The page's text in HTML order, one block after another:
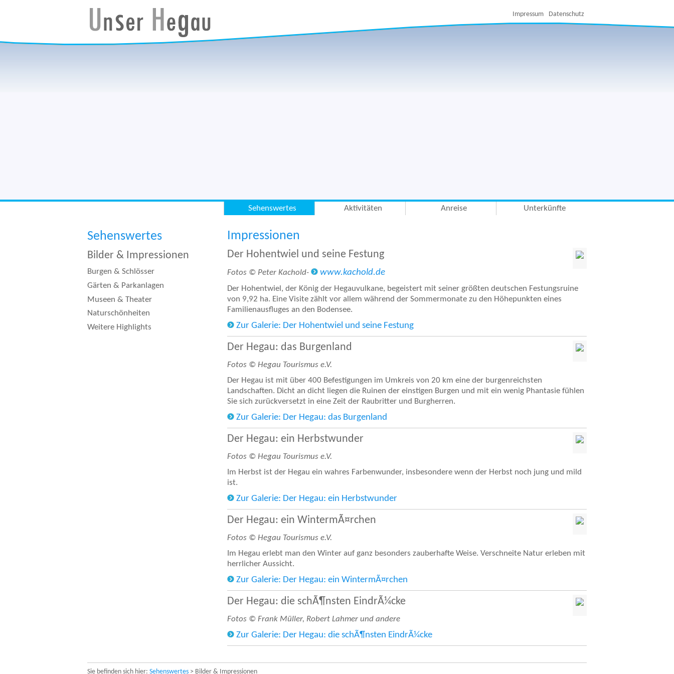
Datenschutz
Impressum
Unterkünfte
Anreise
Aktivitäten
Sehenswertes
Sehenswertes
Bilder & Impressionen
Burgen & Schlösser
Gärten & Parkanlagen
Museen & Theater
Naturschönheiten
Weitere Highlights
Impressionen
Der Hohentwiel und seine Festung
Fotos © Peter Kachold- www.kachold.de
Der Hohentwiel, der König der Hegauvulkane, begeistert mit seiner größten deutschen Festungsruine
von 9,92 ha. Eine Visite zählt vor allem während der Sommermonate zu den Höhepunkten eines
Familienausfluges an den Bodensee.
Zur Galerie: Der Hohentwiel und seine Festung
Der Hegau: das Burgenland
Fotos © Hegau Tourismus e.V.
Der Hegau ist mit über 400 Befestigungen im Umkreis von 20 km eine der burgenreichsten
Landschaften. Dicht an dicht liegen die Ruinen der einstigen Burgen und mit ein wenig Phantasie fühlen
Sie sich zurückversetzt in eine Zeit der Raubritter und Burgherren.
Zur Galerie: Der Hegau: das Burgenland
Der Hegau: ein Herbstwunder
Fotos © Hegau Tourismus e.V.
Im Herbst ist der Hegau ein wahres Farbenwunder, insbesondere wenn der Herbst noch jung und mild
ist.
Zur Galerie: Der Hegau: ein Herbstwunder
Der Hegau: ein WintermÃ¤rchen
Fotos © Hegau Tourismus e.V.
Im Hegau erlebt man den Winter auf ganz besonders zauberhafte Weise. Verschneite Natur erleben mit
herrlicher Aussicht.
Zur Galerie: Der Hegau: ein WintermÃ¤rchen
Der Hegau: die schÃ¶nsten EindrÃ¼cke
Fotos © Frank Müller, Robert Lahmer und andere
Zur Galerie: Der Hegau: die schÃ¶nsten EindrÃ¼cke
Sie befinden sich hier: Sehenswertes > Bilder & Impressionen